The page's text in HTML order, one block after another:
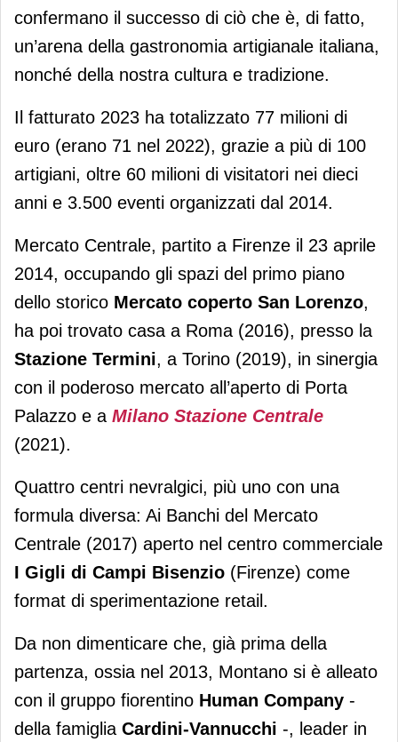
confermano il successo di ciò che è, di fatto,
un’arena della gastronomia artigianale italiana,
nonché della nostra cultura e tradizione.
Il fatturato 2023 ha totalizzato 77 milioni di
euro (erano 71 nel 2022), grazie a più di 100
artigiani, oltre 60 milioni di visitatori nei dieci
anni e 3.500 eventi organizzati dal 2014.
Mercato Centrale, partito a Firenze il 23 aprile
2014, occupando gli spazi del primo piano
dello storico Mercato coperto San Lorenzo,
ha poi trovato casa a Roma (2016), presso la
Stazione Termini, a Torino (2019), in sinergia
con il poderoso mercato all’aperto di Porta
Palazzo e a Milano Stazione Centrale
(2021).
Quattro centri nevralgici, più uno con una
formula diversa: Ai Banchi del Mercato
Centrale (2017) aperto nel centro commerciale
I Gigli di Campi Bisenzio (Firenze) come
format di sperimentazione retail.
Da non dimenticare che, già prima della
partenza, ossia nel 2013, Montano si è alleato
con il gruppo fiorentino Human Company -
della famiglia Cardini-Vannucchi -, leader in